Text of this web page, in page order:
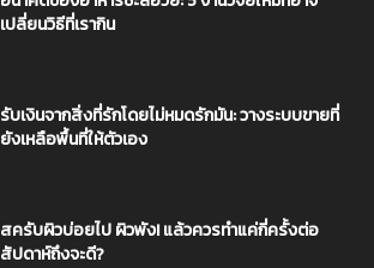
เปลี่ยนวิธีที่เรากิน
รับเงินจากสิ่งที่รักโดยไม่หมดรักมัน: วางระบบขายที่
ยังเหลือพื้นที่ให้ตัวเอง
สครับผิวบ่อยไป ผิวพัง! แล้วควรทำแค่กี่ครั้งต่อ
สัปดาห์ถึงจะดี?